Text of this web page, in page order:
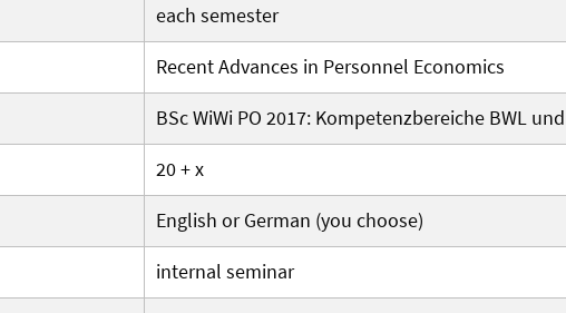
each semester
Recent Advances in Personnel Economics
BSc WiWi PO 2017: Kompetenzbereiche BWL
20 + x
English or German (you choose)
internal seminar